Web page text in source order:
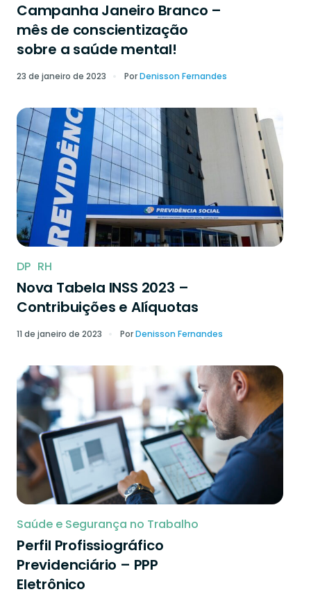
Campanha Janeiro Branco –
mês de conscientização
sobre a saúde mental!
23 de janeiro de 2023 PorDenisson Fernandes
DP RH
Nova Tabela INSS 2023 –
Contribuições e Alíquotas
11 de janeiro de 2023 PorDenisson Fernandes
Saúde e Segurança no Trabalho
Perfil Profissiográfico
Previdenciário – PPP
Eletrônico